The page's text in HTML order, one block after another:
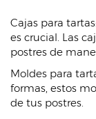
Cajas para
es crucial. Las
postres de
Moldes para
formas, estos
de tus postres.